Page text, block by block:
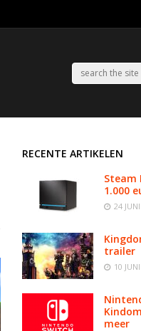
RECENTE ARTIKELEN
Steam
1.000
24
trailer
10
meer